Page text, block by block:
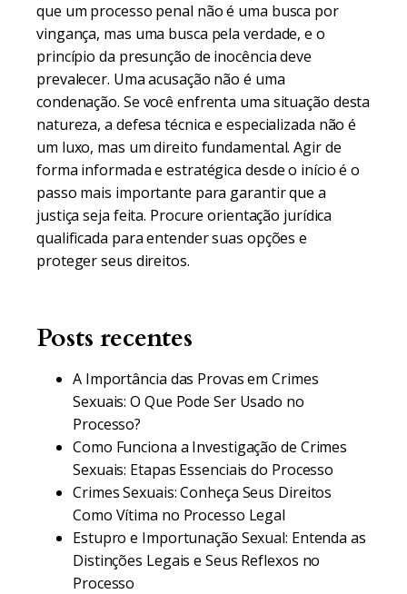
que um processo penal não é uma busca por
vingança, mas uma busca pela verdade, e o
princípio da presunção de inocência deve
prevalecer. Uma acusação não é uma
condenação. Se você enfrenta uma situação desta
natureza, a defesa técnica e especializada não é
um luxo, mas um direito fundamental. Agir de
forma informada e estratégica desde o início é o
passo mais importante para garantir que a
justiça seja feita. Procure orientação jurídica
qualificada para entender suas opções e
proteger seus direitos.
Posts recentes
A Importância das Provas em Crimes
Sexuais: O Que Pode Ser Usado no
Processo?
Como Funciona a Investigação de Crimes
Sexuais: Etapas Essenciais do Processo
Crimes Sexuais: Conheça Seus Direitos
Como Vítima no Processo Legal
Estupro e Importunação Sexual: Entenda as
Distinções Legais e Seus Reflexos no
Processo